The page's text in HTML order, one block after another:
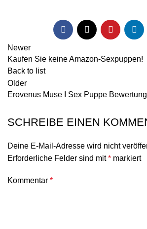
Newer
Kaufen Sie keine Amazon-Sexpuppen!
Back to list
Older
Erovenus Muse I Sex Puppe Bewertung
SCHREIBE EINEN
Deine E-Mail-Adresse wird nicht
Erforderliche Felder sind mit* markiert
Kommentar *